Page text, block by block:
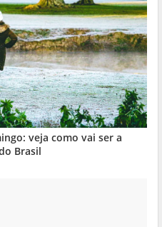
veja como vai ser a
Brasil